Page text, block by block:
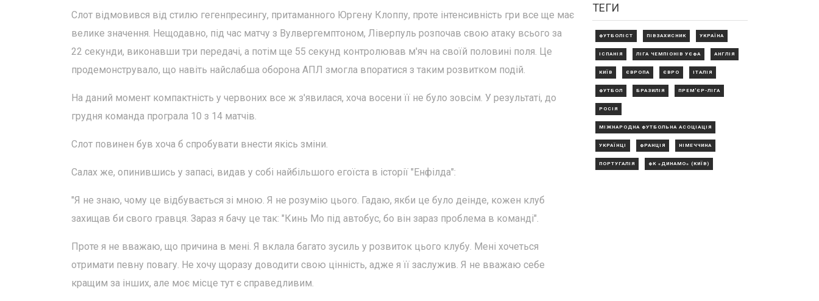
Слот відмовився від стилю гегенпресингу, притаманного Юргену Клоппу, проте інтенсивність гри все ще має
велике значення. Нещодавно, під час матчу з Вулвергемптоном, Ліверпуль розпочав свою атаку всього за
22 секунди, виконавши три передачі, а потім ще 55 секунд контролював м'яч на своїй половині поля. Це
продемонструвало, що навіть найслабша оборона АПЛ змогла впоратися з таким розвитком подій.
На даний момент компактність у червоних все ж з'явилася, хоча восени її не було зовсім. У результаті, до
грудня команда програла 10 з 14 матчів.
Слот повинен був хоча б спробувати внести якісь зміни.
Салах же, опинившись у запасі, видав у собі найбільшого егоїста в історії "Енфілда":
"Я не знаю, чому це відбувається зі мною. Я не розумію цього. Гадаю, якби це було деінде, кожен клуб
захищав би свого гравця. Зараз я бачу це так: "Кинь Мо під автобус, бо він зараз проблема в команді".
Проте я не вважаю, що причина в мені. Я вклала багато зусиль у розвиток цього клубу. Мені хочеться
отримати певну повагу. Не хочу щоразу доводити свою цінність, адже я її заслужив. Я не вважаю себе
кращим за інших, але моє місце тут є справедливим.
ТЕГИ
ФУТБОЛІСТ ПІВЗАХИСНИК УКРАЇНА
ІСПАНІЯ ЛІГА ЧЕМПІОНІВ УЄФА АНГЛІЯ
КИЇВ ЄВРОПА ЄВРО ІТАЛІЯ
ФУТБОЛ БРАЗИЛІЯ ПРЕМ'ЄР-ЛІГА
РОСІЯ
МІЖНАРОДНА ФУТБОЛЬНА АСОЦІАЦІЯ
УКРАЇНЦІ ФРАНЦІЯ НІМЕЧЧИНА
ПОРТУГАЛІЯ ФК «ДИНАМО» (КИЇВ)